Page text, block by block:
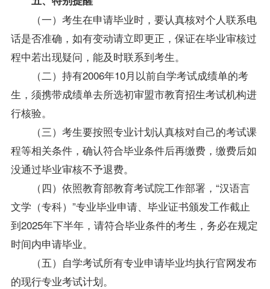
（一）考生在申请毕业时，要认真核对个人联系电
话是否准确，如有变动请立即更正，保证在毕业审核过
程中若出现疑问，能及时联系到考生。
（二）持有2006年10月以前自学考试成绩单的考
生，须携带成绩单去所选初审盟市教育招生考试机构进
行核验。
（三）考生要按照专业计划认真核对自己的考试课
程等相关条件，确认符合毕业条件后再缴费，缴费后如
没通过毕业审核不予退费。
（四）依照教育部教育考试院工作部署，“汉语言
文学（专科）”专业毕业申请、毕业证书颁发工作截止
到2025年下半年，请符合毕业条件的考生，务必在规定
时间内申请毕业。
（五）自学考试所有专业申请毕业均执行官网发布
的现行专业考试计划。